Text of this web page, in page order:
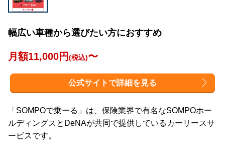
幅広い車種から選びたい方におすすめ
月額11,000円(税込)〜
公式サイトで詳細を見る
「SOMPOで乗ーる」は、保険業界で有名なSOMPOホー
ルディングスとDeNAが共同で提供しているカーリースサ
ービスです。